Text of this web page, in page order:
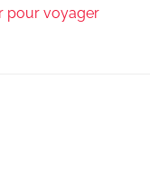
pour voyager